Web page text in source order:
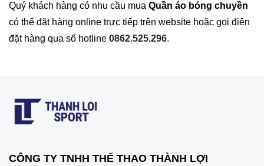
Quý khách hàng có nhu cầu mua Quần áo bóng chuyền
có thể đặt hàng online trực tiếp trên website hoặc gọi điện
đặt hàng qua số hotline 0862.525.296.
CÔNG TY TNHH THỂ THAO THÀNH LỢI